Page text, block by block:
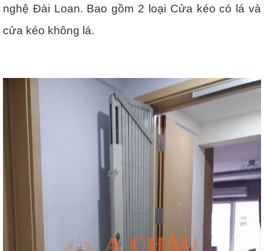
nghệ Đài Loan. Bao gồm 2 loại Cửa kéo có lá và
cửa kéo không lá.